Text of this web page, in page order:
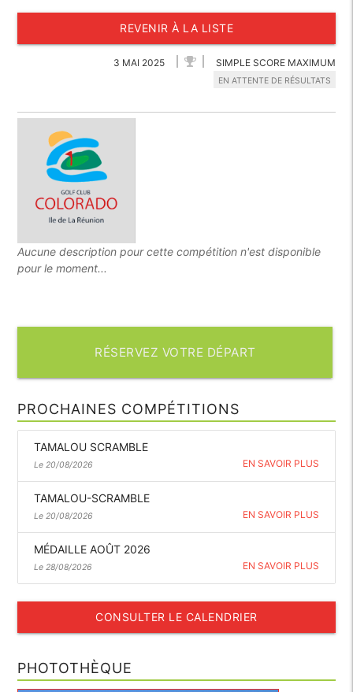
REVENIR À LA LISTE
3 MAI 2025 SIMPLE SCORE MAXIMUM
EN ATTENTE DE RÉSULTATS
Aucune description pour cette compétition n'est disponible
pour le moment...
RÉSERVEZ VOTRE DÉPART
PROCHAINES COMPÉTITIONS
TAMALOU SCRAMBLE
Le 20/08/2026 EN SAVOIR PLUS
TAMALOU-SCRAMBLE
Le 20/08/2026 EN SAVOIR PLUS
MÉDAILLE AOÛT 2026
Le 28/08/2026 EN SAVOIR PLUS
CONSULTER LE CALENDRIER
PHOTOTHÈQUE